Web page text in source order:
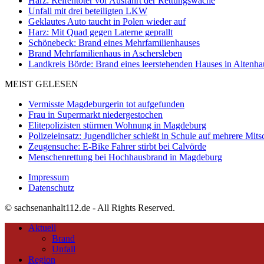
Unfall mit drei beteiligten LKW
Geklautes Auto taucht in Polen wieder auf
Harz: Mit Quad gegen Laterne geprallt
Schönebeck: Brand eines Mehrfamilienhauses
Brand Mehrfamilienhaus in Aschersleben
Landkreis Börde: Brand eines leerstehenden Hauses in
MEIST GELESEN
Vermisste Magdeburgerin tot aufgefunden
Frau in Supermarkt niedergestochen
Elitepolizisten stürmen Wohnung in Magdeburg
Polizeieinsatz: Jugendlicher schießt in Schule auf mehrere
Zeugensuche: E-Bike Fahrer stirbt bei Calvörde
Menschenrettung bei Hochhausbrand in Magdeburg
Impressum
Datenschutz
© sachsenanhalt112.de - All Rights Reserved.
Aktuell
Brand
Unfall
Region